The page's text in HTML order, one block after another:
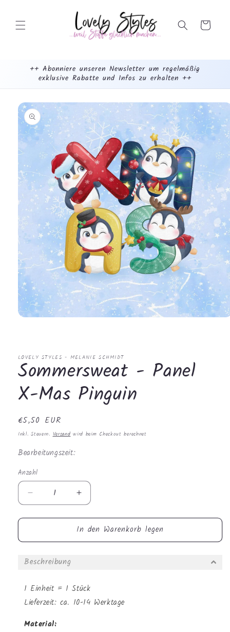
Inhalt Warenkorb
++ Abonniere unseren Newsletter um regelmäßig
exklusive Rabatte und Infos zu erhalten ++
mehr
dazu...
LOVELY STYLES - MELANIE SCHMIDT
Sommersweat - Panel
X-Mas Pinguin
Normaler
Preis
€5,50 EUR
Inkl. Steuern. Versand wird beim Checkout berechnet
Bearbeitungszeit:
Anzahl
Anzahl
Verringere
die
Menge
Sommersweat
Panel
Mas
Pinguin
Erhöhe
die
Menge
für
Sommersweat
Mas
Pinguin
In den Warenkorb legen
Beschreibung
1 Einheit = 1 Stück
Lieferzeit: ca. 10-14 Werktage
Material: